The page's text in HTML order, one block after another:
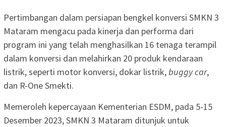
Pertimbangan dalam persiapan bengkel konversi SMKN 3
Mataram mengacu pada kinerja dan performa dari
program ini yang telah menghasilkan 16 tenaga terampil
dalam konversi dan melahirkan 20 produk kendaraan
listrik, seperti motor konversi, dokar listrik,buggy car,
dan R-One Smekti.
Memeroleh kepercayaan Kementerian ESDM, pada 5-15
Desember 2023, SMKN 3 Mataram ditunjuk untuk